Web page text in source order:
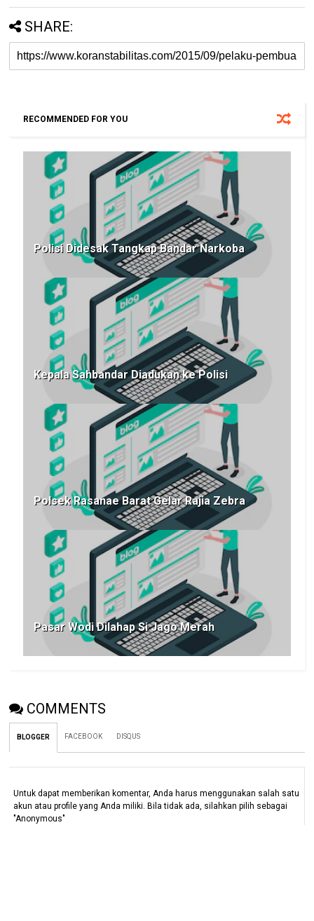
SHARE:
RECOMMENDED FOR YOU
Polisi Didesak Tangkap Bandar Narkoba
Kepala Sahbandar Diadukan ke Polisi
Polsek Rasanae Barat Gelar Rajia Zebra
Pasar Wodi Dilahap Si Jago Merah
COMMENTS
BLOGGER FACEBOOK DISQUS
Untuk dapat memberikan komentar, Anda harus menggunakan salah satu
akun atau profile yang Anda miliki. Bila tidak ada, silahkan pilih sebagai
"Anonymous"